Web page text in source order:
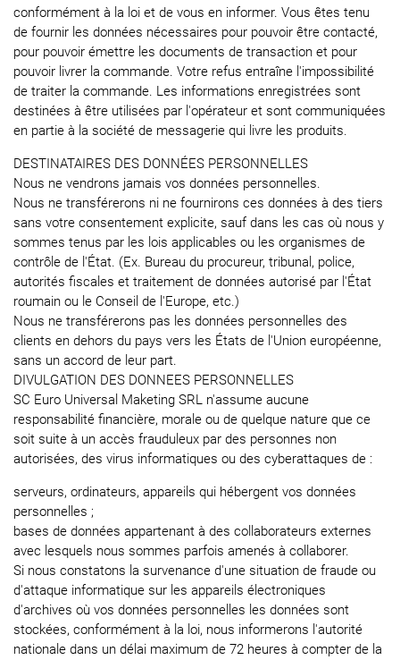
conformément à la loi et de vous en informer. Vous êtes tenu
de fournir les données nécessaires pour pouvoir être contacté,
pour pouvoir émettre les documents de transaction et pour
pouvoir livrer la commande. Votre refus entraîne l'impossibilité
de traiter la commande. Les informations enregistrées sont
destinées à être utilisées par l'opérateur et sont communiquées
en partie à la société de messagerie qui livre les produits.
DESTINATAIRES DES DONNÉES PERSONNELLES
Nous ne vendrons jamais vos données personnelles.
Nous ne transférerons ni ne fournirons ces données à des tiers
sans votre consentement explicite, sauf dans les cas où nous y
sommes tenus par les lois applicables ou les organismes de
contrôle de l'État. (Ex. Bureau du procureur, tribunal, police,
autorités fiscales et traitement de données autorisé par l'État
roumain ou le Conseil de l'Europe, etc.)
Nous ne transférerons pas les données personnelles des
clients en dehors du pays vers les États de l'Union européenne,
sans un accord de leur part.
DIVULGATION DES DONNEES PERSONNELLES
SC Euro Universal Maketing SRL n'assume aucune
responsabilité financière, morale ou de quelque nature que ce
soit suite à un accès frauduleux par des personnes non
autorisées, des virus informatiques ou des cyberattaques de :
serveurs, ordinateurs, appareils qui hébergent vos données
personnelles ;
bases de données appartenant à des collaborateurs externes
avec lesquels nous sommes parfois amenés à collaborer.
Si nous constatons la survenance d'une situation de fraude ou
d'attaque informatique sur les appareils électroniques
d'archives où vos données personnelles les données sont
stockées, conformément à la loi, nous informerons l'autorité
nationale dans un délai maximum de 72 heures à compter de la